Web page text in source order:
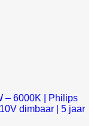
– 6000K | Philips
dimbaar | 5 jaar